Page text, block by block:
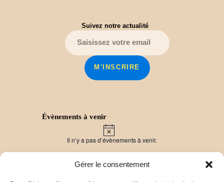
Gérer le consentement
Suivez notre actualité
Évènements à venir
N
o
t
i
e
Il n’y a pas d’évènements à venir.